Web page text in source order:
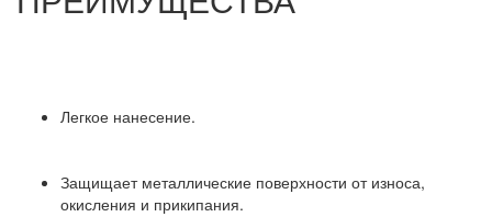
Легкое нанесение.
Защищает металлические поверхности от износа,
окисления и прикипания.